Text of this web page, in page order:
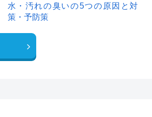
水・汚れの臭いの5つの原因と対
策・予防策